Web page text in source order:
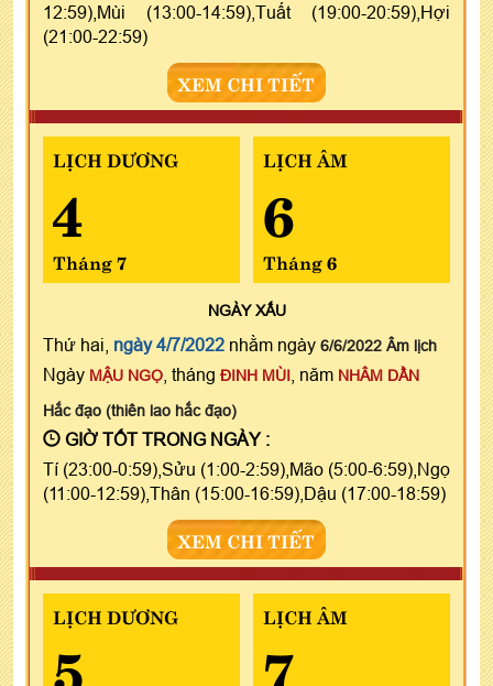
12:59),Mùi (13:00-14:59),Tuất (19:00-20:59),Hợi
(21:00-22:59)
XEM CHI TIẾT
LỊCH DƯƠNG
4
Tháng 7
LỊCH ÂM
6
Tháng 6
NGÀYXẤU
Thứ hai, ngày 4/7/2022 nhằm ngày 6/6/2022 Âm lịch
Ngày MẬU NGỌ , tháng ĐINH MÙI , năm NHÂM DẦN
Hắc đạo (thiên lao hắc đạo)
GIỜ TỐT TRONG NGÀY :
Tí (23:00-0:59),Sửu (1:00-2:59),Mão (5:00-6:59),Ngọ
(11:00-12:59),Thân (15:00-16:59),Dậu (17:00-18:59)
XEM CHI TIẾT
LỊCH DƯƠNG
5
LỊCH ÂM
7